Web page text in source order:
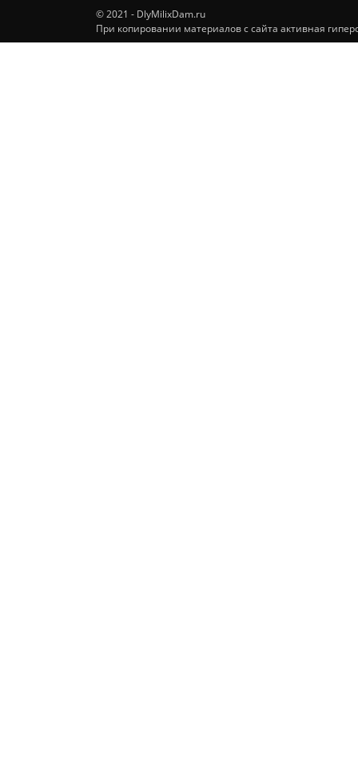
© 2021 - DlyMilixDam.ru
При копировании материалов с сайта активная